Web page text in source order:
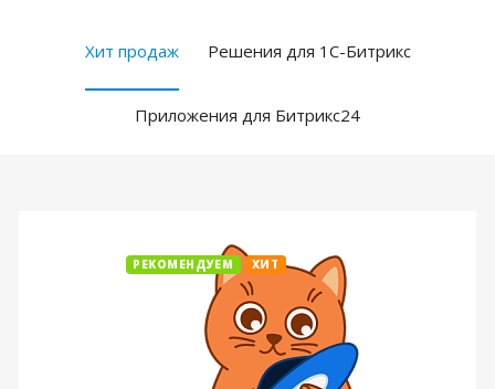
Хит продаж Решения для 1С-Битрикс
Приложения для Битрикс24
РЕКОМЕНДУЕМ ХИТ